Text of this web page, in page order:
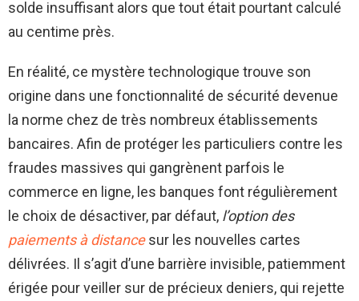
solde insuffisant alors que tout était pourtant calculé
au centime près.
En réalité, ce mystère technologique trouve son
origine dans une fonctionnalité de sécurité devenue
la norme chez de très nombreux établissements
bancaires. Afin de protéger les particuliers contre les
fraudes massives qui gangrènent parfois le
commerce en ligne, les banques font régulièrement
le choix de désactiver, par défaut, l’option des
paiements à distancesur les nouvelles cartes
délivrées. Il s’agit d’une barrière invisible, patiemment
érigée pour veiller sur de précieux deniers, qui rejette